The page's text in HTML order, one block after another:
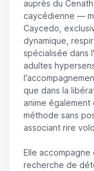
auprès du
caycédienne —
Caycedo,
dynamique,
spécialisée dans
adultes
que dans la
anime également
méthode sans
associant rire
Elle
recherche de